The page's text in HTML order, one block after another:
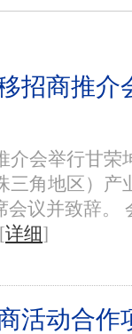
招商推介
会举行甘荣
角地区）产
议并致辞。
详细]
活动合